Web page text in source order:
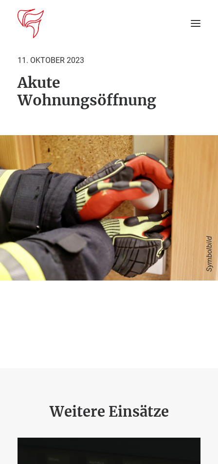
Aktuelles
DEIN EINSATZ
Suche
11. OKTOBER 2023
Akute
Wohnungsöffnung
Symbolbild
Weitere Einsätze